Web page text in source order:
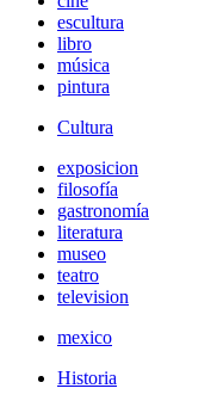
escultura
libro
música
pintura
Cultura
exposicion
filosofía
gastronomía
literatura
museo
teatro
television
mexico
Historia